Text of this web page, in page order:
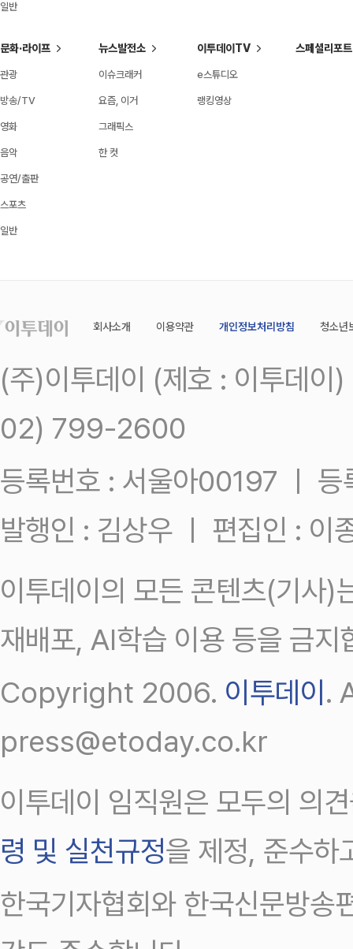
일반
문화·라이프
관광
방송/TV
영화
음악
공연/출판
스포츠
일반
뉴스발전소
이슈크래커
요즘, 이거
그래픽스
한 컷
이투데이TV
e스튜디오
랭킹영상
스페셜리포트
회사소개 이용약관 개인정보처리방침 청소년
(주)이투데이 (제호 : 이투데
02) 799-2600
등록번호 : 서울아00197 ㅣ
발행인 : 김상우 ㅣ 편집인 : 이
이투데이의 모든 콘텐츠(기사)
재배포, AI학습 이용 등을 금지
Copyright 2006. 이투데이 .
press@etoday.co.kr
이투데이 임직원은 모두의 의
령 및 실천규정을 제정, 준수하
한국기자협회와 한국신문방송